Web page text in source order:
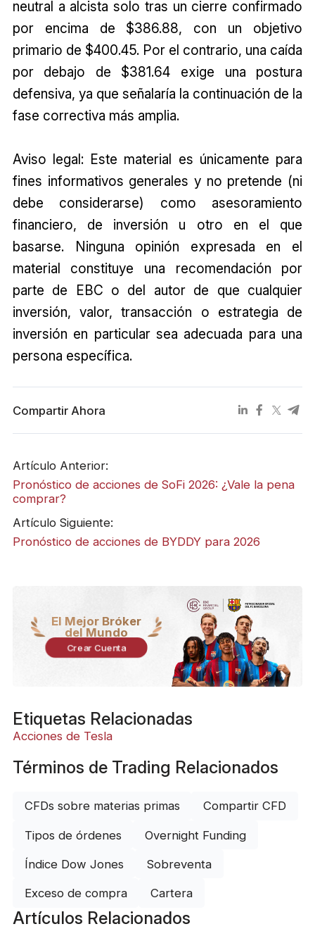
neutral a alcista solo tras un cierre confirmado
por encima de $386.88, con un objetivo
primario de $400.45. Por el contrario, una caída
por debajo de $381.64 exige una postura
defensiva, ya que señalaría la continuación de la
fase correctiva más amplia.
Aviso legal: Este material es únicamente para
fines informativos generales y no pretende (ni
debe considerarse) como asesoramiento
financiero, de inversión u otro en el que
basarse. Ninguna opinión expresada en el
material constituye una recomendación por
parte de EBC o del autor de que cualquier
inversión, valor, transacción o estrategia de
inversión en particular sea adecuada para una
persona específica.
Compartir Ahora
Artículo Anterior:
Pronóstico de acciones de SoFi 2026: ¿Vale la pena
comprar?
Artículo Siguiente:
Pronóstico de acciones de BYDDY para 2026
El Mejor Bróker
del Mundo
Crear Cuenta
Etiquetas Relacionadas
Acciones de Tesla
Términos de Trading Relacionados
CFDs sobre materias primas Compartir CFD
Tipos de órdenes Overnight Funding
Índice Dow Jones Sobreventa
Exceso de compra Cartera
Artículos Relacionados